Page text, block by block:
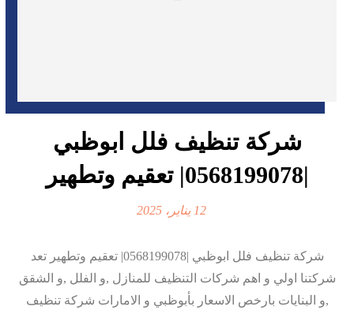
شركة تنظيف فلل ابوظبي
|0568199078| تعقيم وتطهير
12 يناير، 2025
شركة تنظيف فلل ابوظبي |0568199078| تعقيم وتطهير تعد
شركتنا اولي و اهم شركات التنظيف للمنازل ,و الفلل ,و الشقق
,و البنايات بارخص الاسعار بأبوظبي و الامارات شركة تنظيف